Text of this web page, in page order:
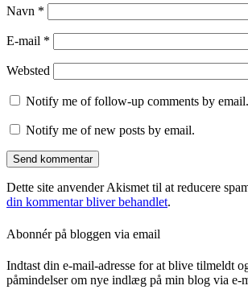
Navn *
E-mail *
Websted
Notify me of follow-up comments by email.
Notify me of new posts by email.
Dette site anvender Akismet til at reducere
din kommentar bliver behandlet.
Abonnér på bloggen via email
Indtast din e-mail-adresse for at blive tilmeldt
påmindelser om nye indlæg på min blog via e-